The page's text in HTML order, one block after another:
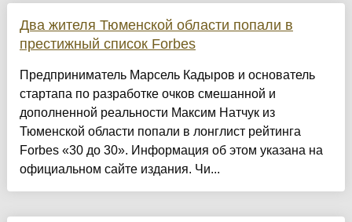
Два жителя Тюменской области попали в
престижный список Forbes
Предприниматель Марсель Кадыров и основатель
стартапа по разработке очков смешанной и
дополненной реальности Максим Натчук из
Тюменской области попали в лонглист рейтинга
Forbes «30 до 30». Информация об этом указана на
официальном сайте издания. Чи...